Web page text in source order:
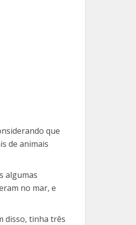
que
de animais
algumas
no mar, e
disso, tinha três